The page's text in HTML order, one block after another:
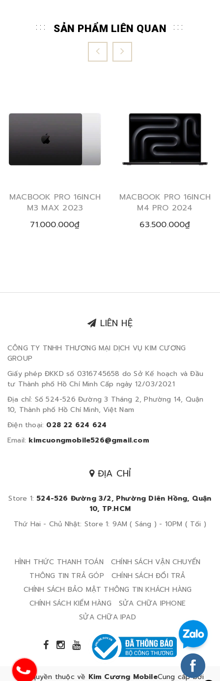
SẢN PHẨM LIÊN QUAN
MACBOOK PRO 16INCH
M3 MAX 2023
71.000.000₫
MACBOOK PRO 16INCH
M4 PRO 2024
63.500.000₫
LIÊN HỆ
CÔNG TY TNHH THƯƠNG MẠI DỊCH VỤ KIM CƯƠNG
GROUP
Giấy phép ĐKKD số 0316745658 do Sở Kế hoạch và Đầu
tư Thành phố Hồ Chí Minh Cấp ngày 12/03/2021
Địa chỉ: Số 524-526 Đường 3 Tháng 2, Phường 14, Quận
10, Thành phố Hồ Chí Minh, Việt Nam
Điện thoại: 028 22 624 624
Email: kimcuongmobile526@gmail.com
ĐỊA CHỈ
Store 1: 524-526 Đường 3/2, Phường Diên Hồng, Quận
10, TP.HCM
Thứ Hai - Chủ Nhật: Store 1: 9AM ( Sáng ) - 10PM ( Tối )
HÌNH THỨC THANH TOÁN
CHÍNH SÁCH VẬN CHUYỂN
THÔNG TIN TRẢ GÓP
CHÍNH SÁCH ĐỔI TRẢ
CHÍNH SÁCH BẢO MẬT THÔNG TIN KHÁCH HÀNG
CHÍNH SÁCH KIỂM HÀNG
SỬA CHỮA IPHONE
SỬA CHỮA IPAD
Bản quyền thuộc về Kim Cương MobileCung cấp bởi